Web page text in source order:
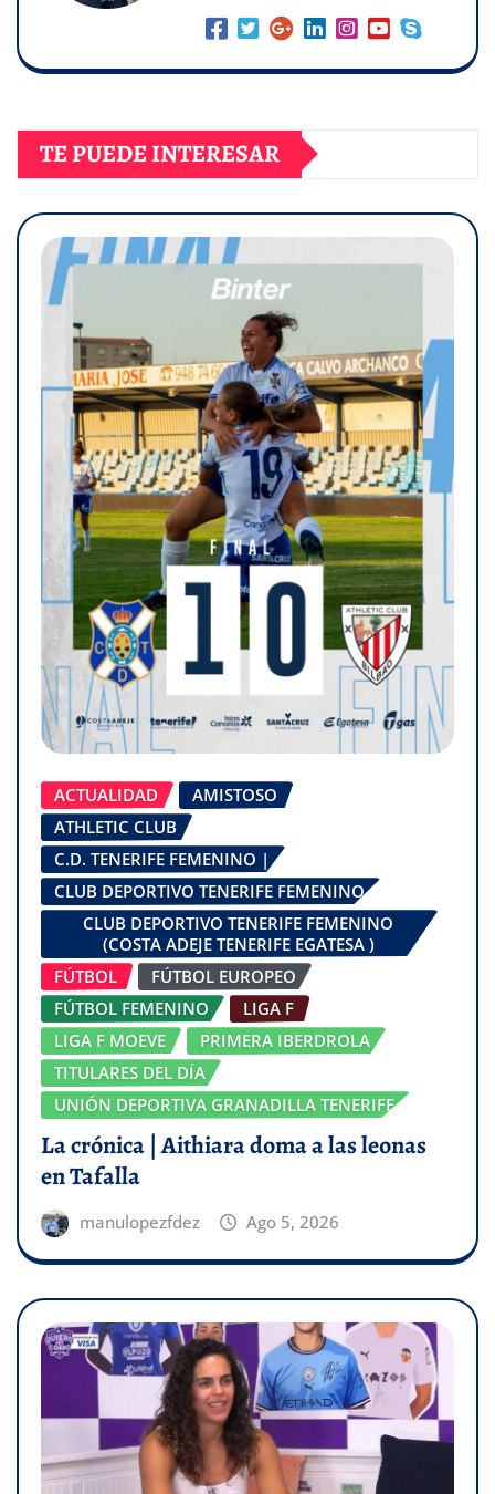
TE PUEDE INTERESAR
ACTUALIDAD
AMISTOSO
ATHLETIC CLUB
C.D. TENERIFE FEMENINO |
CLUB DEPORTIVO TENERIFE FEMENINO
CLUB DEPORTIVO TENERIFE FEMENINO
(COSTA ADEJE TENERIFE EGATESA )
FÚTBOL
FÚTBOL EUROPEO
FÚTBOL FEMENINO
LIGA F
LIGA F MOEVE
PRIMERA IBERDROLA
TITULARES DEL DÍA
UNIÓN DEPORTIVA GRANADILLA TENERIFE
La crónica | Aithiara doma a las leonas
en Tafalla
manulopezfdez Ago 5, 2026